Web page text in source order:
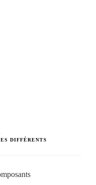
DIFFÉRENTS